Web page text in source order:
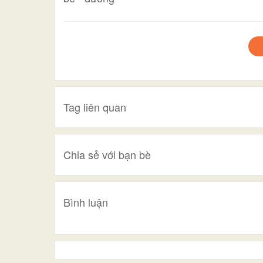
Tag liên quan
Chia sẻ với bạn bè
Bình luận